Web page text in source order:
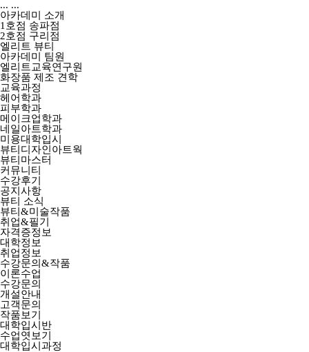
... ...
아카데미 소개
1호점 송파점
2호점 구리점
엘리트 뷰티
아카데미 팀원
엘리트교육연구원
화장품 제조 견학
교육과정
헤어학과
피부학과
메이크업학과
네일아트학과
미용대학입시
뷰티디자인아트웍
뷰티마스터
커뮤니티
수강후기
공지사항
뷰티 소식
뷰티&미술작품
취업&필기
자격증정보
대학정보
취업정보
수강문의&작품
이론수업
수강문의
개설안내
고객문의
작품보기
대학입시반
수업엿보기
대학입시과정